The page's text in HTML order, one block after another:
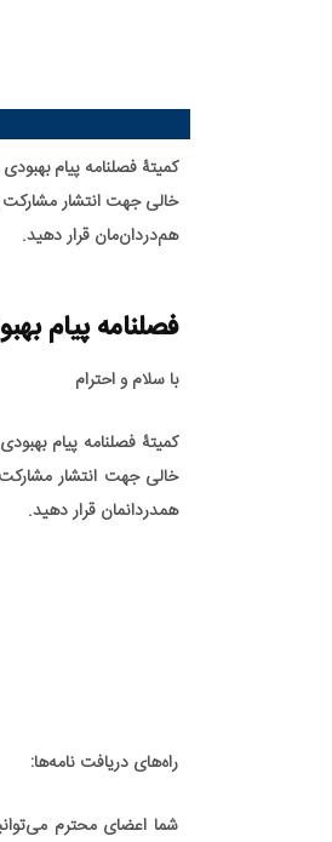
کمیتۀ فصلنامه پیام
خالی جهت انتشار مشاركت
هم‌دردان‌مان قرار دهید.
فصلنامه پیام بهبودی
با سلام و احترام
کمیتۀ فصلنامه پیام
خالی جهت انتشار مشاركت
همدردانمان قرار دهید.
راه‌های دریافت نامه‌ها:
شما اعضای محترم